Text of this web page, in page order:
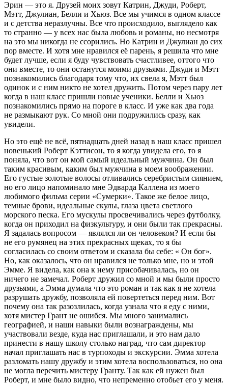
Эрин — это я. Друзей моих зовут Катрин, Джуди, Роберт,
Мэтт, Джулиан, Белли и Хьюз. Все мы учимся в одном классе
и с детства неразлучны. Все что происходило, выглядело как
то странно — у всех нас была любовь и романы, но несмотря
на это мы никогда не ссорились. Но Катрин и Джулиан до сих
пор вместе. И хотя мне нравился её парень, я решила что мне
будет лучше, если я буду чувствовать счастливее, оттого что
они вместе, то они останутся моими друзьями. Джуди и Мэтт
познакомились благодаря тому что, их свела я, Мэтт был
одинок и с ним никто не хотел дружить. Потом через пару лет
когда в наш класс пришли новые ученики. Белли и Хьюз
познакомились прямо на пороге в класс. И уже как два года
не размыкают рук. Со мной они подружились сразу, как
увидели.
Но это ещё не всё, пятнадцать дней назад в наш класс пришел
новенький Роберт Кэттисон, то я когда увидела его, то я
поняла, что вот он мой самый идеальный мужчина. Он был
таким красивым, каким был мужчина в моем воображении.
Его густые золотые волосы отливались серебристым сиянием,
но его лицо напоминало мне Эдварда Каллена из моего
любимого фильма серии «Сумерки». Такое же белое лицо,
темные брови, идеальные скулы, глаза цвета светлого
морского песка. Его мускулы просвечивались через футболку,
когда он приходил на физкультуру, и они были так прекрасны.
Я задалась вопросом — являлся ли он человеком? И если бы
не его румянец на этих прекрасных щеках, то я бы
согласилась со своим ответом и сказала бы себе: « Он бог».
Но, как оказалось, что он нравился не только мне, но и этой
Эмме. Я видела, как она к нему присобачивалась, но он
ничего не замечал. Роберт дружил со мной и мы были просто
друзьями, а Эмма думала что это роман и так как я не хотела
разрушать дружбу, позволяла ей повертеться перед ним. Вот
почему она так разозлилась, когда узнала что я еду с ними,
хотя мистер Грант не ошибся. Мы много занимались
географией, и наши навыки были вознаграждены, мы
участвовали везде, куда нас приглашали, и это нам дало
принести в нашу школу столько наград, что сам директор
начал приглашать нас в турпоходы и экскурсии. Эмма хотела
разломать нашу дружбу и этим хотела воспользоваться, но она
не могла перечить мистеру Гранту. Так как ей нужен был
Роберт, и мне было видно, что непременно отобьет его у меня.